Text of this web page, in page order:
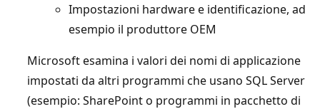
Impostazioni hardware e identificazione, ad
esempio il produttore OEM
Microsoft esamina i valori dei nomi di applicazione
impostati da altri programmi che usano SQL Server
(esempio: SharePoint o programmi in pacchetto di